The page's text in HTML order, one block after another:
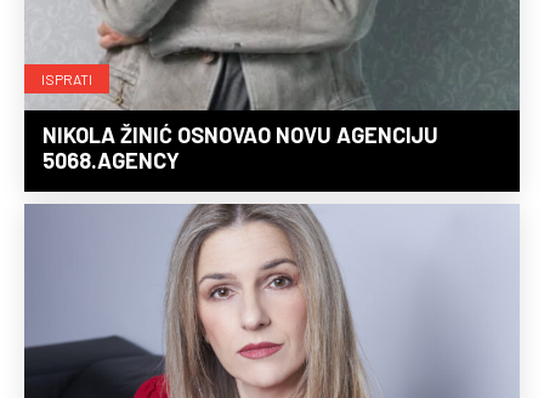
ISPRATI
NIKOLA ŽINIĆ OSNOVAO NOVU AGENCIJU
5068.AGENCY